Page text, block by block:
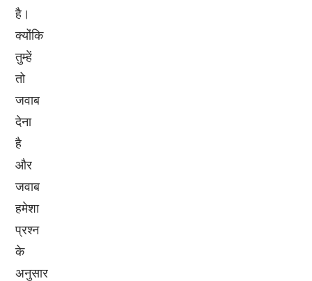
है।
क्योंकि
तुम्हें
तो
जवाब
देना
है
और
जवाब
हमेशा
प्रश्न
के
अनुसार